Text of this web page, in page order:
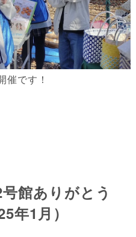
催です！
館ありがとう
年1月）